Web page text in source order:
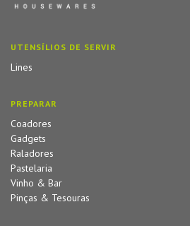
UTENSÍLIOS DE SERVIR
Lines
PREPARAR
Coadores
Gadgets
Raladores
Pastelaria
Vinho & Bar
Pinças & Tesouras